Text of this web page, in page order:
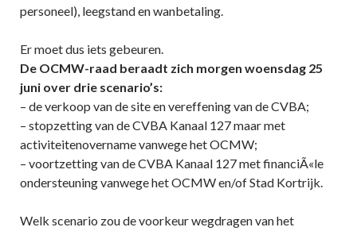
personeel), leegstand en wanbetaling.
Er moet dus iets gebeuren.
De OCMW-raad beraadt zich morgen woensdag 25
juni over drie scenario’s:
– de verkoop van de site en vereffening van de CVBA;
– stopzetting van de CVBA Kanaal 127 maar met
activiteitenovername vanwege het OCMW;
– voortzetting van de CVBA Kanaal 127 met financiÃ«le
ondersteuning vanwege het OCMW en/of Stad Kortrijk.
Welk scenario zou de voorkeur wegdragen van het